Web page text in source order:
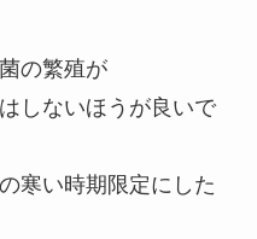
の繁殖が
しないほうが良いで
寒い時期限定にした